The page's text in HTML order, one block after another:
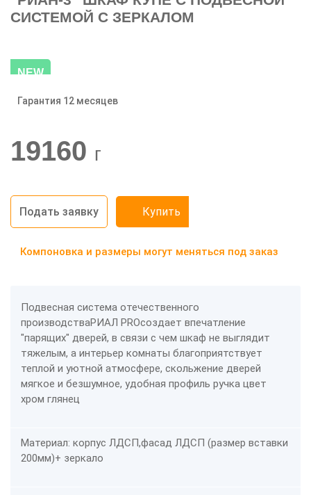
СИСТЕМОЙ С ЗЕРКАЛОМ
NEW
-20%
Гарантия 12 месяцев
19160 г
Подать заявку Купить
Компоновка и размеры могут меняться под заказ
Подвесная система отечественного
производстваРИАЛ PROсоздает впечатление
"парящих" дверей, в связи с чем шкаф не выглядит
тяжелым, а интерьер комнаты благоприятствует
теплой и уютной атмосфере, скольжение дверей
мягкое и безшумное, удобная профиль ручка цвет
хром глянец
Материал: корпус ЛДСП,фасад ЛДСП (размер вставки
200мм)+ зеркало